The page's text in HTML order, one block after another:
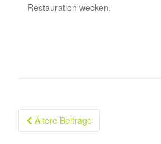
Restauration wecken.
Ältere Beiträge